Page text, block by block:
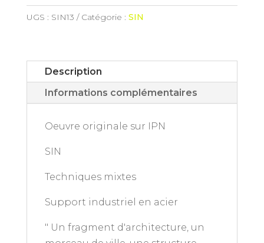
UGS : SIN13 Catégorie : SIN
Description
Informations complémentaires
Oeuvre originale sur IPN
SIN
Techniques mixtes
Support industriel en acier
" Un fragment d'architecture, un